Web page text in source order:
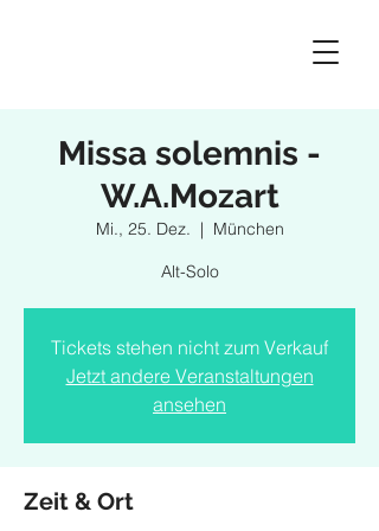
Missa solemnis -
W.A.Mozart
Mi., 25. Dez.
  |
München
Alt-Solo
Tickets stehen nicht zum Verkauf
Jetzt andere Veranstaltungen
ansehen
Zeit & Ort